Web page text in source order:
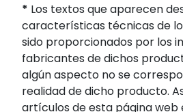
* Los textos que aparecen
características técnicas de
sido proporcionados por los
fabricantes de dichos
algún aspecto no se
realidad de dicho producto.
artículos de esta página web